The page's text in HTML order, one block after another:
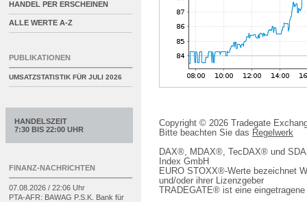
Copyright © 2026 Tradegate
Bitte beachten Sie das Regelwerk
DAX®, MDAX®, TecDAX® und
Index GmbH
EURO STOXX®-Werte bezeichnet
und/oder ihrer Lizenzgeber
TRADEGATE® ist eine
HANDEL PER ERSCHEINEN
ALLE WERTE A-Z
PUBLIKATIONEN
UMSATZSTATISTIK FÜR JULI 2026
HANDELSZEIT
7:30 BIS 22:00 UHR
FINANZ-NACHRICHTEN
07.08.2026 / 22:06 Uhr
PTA-AFR: BAWAG P.S.K. Bank für